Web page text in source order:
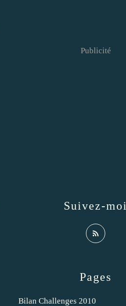
Pages
Bilan Challenges 2010
Suivez-moi
Publicité